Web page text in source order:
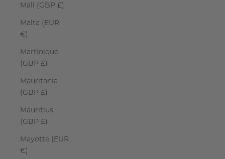
Mali (GBP £)
Malta (EUR
€)
Martinique
(GBP £)
Mauritania
(GBP £)
Mauritius
(GBP £)
Mayotte (EUR
€)